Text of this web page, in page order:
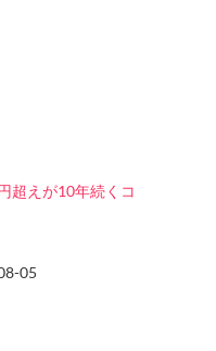
超えが10年続くコ
05